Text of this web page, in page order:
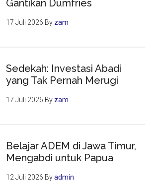
Gantikan Dumfries
17 Juli 2026 By zam
Sedekah: Investasi Abadi
yang Tak Pernah Merugi
17 Juli 2026 By zam
Belajar ADEM di Jawa Timur,
Mengabdi untuk Papua
12 Juli 2026 Byadmin